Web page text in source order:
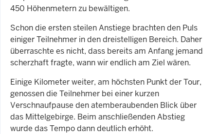
450 Höhenmetern zu bewältigen.
Schon die ersten steilen Anstiege brachten den Puls
einiger Teilnehmer in den dreistelligen Bereich. Daher
überraschte es nicht, dass bereits am Anfang jemand
scherzhaft fragte, wann wir endlich am Ziel wären.
Einige Kilometer weiter, am höchsten Punkt der Tour,
genossen die Teilnehmer bei einer kurzen
Verschnaufpause den atemberaubenden Blick über
das Mittelgebirge. Beim anschließenden Abstieg
wurde das Tempo dann deutlich erhöht.